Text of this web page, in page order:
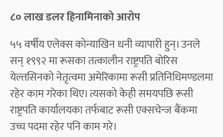
८० लाख डलर हिनामिनाको आरोप
५५ वर्षीय एलेक्स कोन्याखिन धनी व्यापारी हुन्। उनले
सन् १९९२ मा रूसका तत्कालीन राष्ट्रपति बोरिस
येल्तसिनको नेतृत्वमा अमेरिकामा रूसी प्रतिनिधिमण्डलमा
रहेर काम गरेका थिए। त्यसको केही समयपछि रूसी
राष्ट्रपति कार्यालयका तर्फबाट रूसी एक्सचेन्ज बैंकमा
उच्च पदमा रहेर पनि काम गरे।